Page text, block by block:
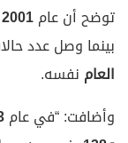
توضح أن عام2001
بينما وصل عدد
العام نفسه.
وأضافت: “في عام